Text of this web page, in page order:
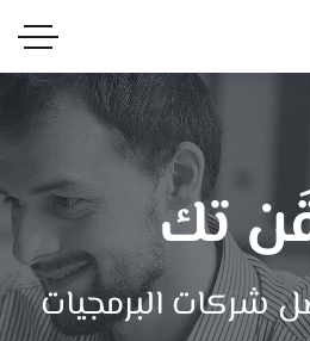
تك
شركات البرمجيات